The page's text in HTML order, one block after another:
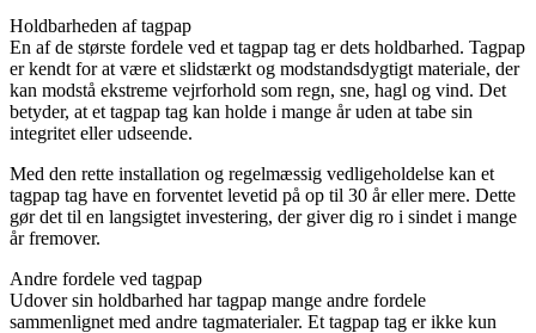
Holdbarheden af tagpap
En af de største fordele ved et tagpap tag er dets holdbarhed. Tagpap
er kendt for at være et slidstærkt og modstandsdygtigt materiale, der
kan modstå ekstreme vejrforhold som regn, sne, hagl og vind. Det
betyder, at et tagpap tag kan holde i mange år uden at tabe sin
integritet eller udseende.
Med den rette installation og regelmæssig vedligeholdelse kan et
tagpap tag have en forventet levetid på op til 30 år eller mere. Dette
gør det til en langsigtet investering, der giver dig ro i sindet i mange
år fremover.
Andre fordele ved tagpap
Udover sin holdbarhed har tagpap mange andre fordele
sammenlignet med andre tagmaterialer. Et tagpap tag er ikke kun